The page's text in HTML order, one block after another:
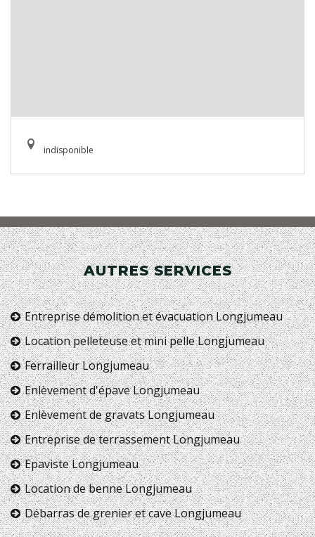
indisponible
AUTRES SERVICES
Entreprise démolition et évacuation Longjumeau
Location pelleteuse et mini pelle Longjumeau
Ferrailleur Longjumeau
Enlèvement d'épave Longjumeau
Enlèvement de gravats Longjumeau
Entreprise de terrassement Longjumeau
Epaviste Longjumeau
Location de benne Longjumeau
Débarras de grenier et cave Longjumeau